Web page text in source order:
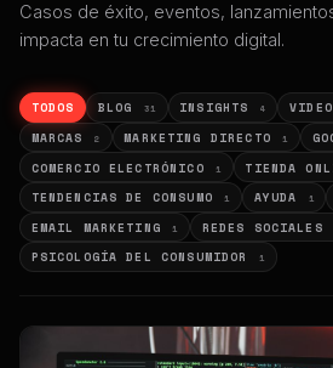
Casos de éxito, eventos,
impacta en tu crecimiento digital.
TODOS BLOG 31 INSIGHTS 4 VIDEO
MARCAS 2 MARKETING DIRECTO 1
COMERCIO ELECTRÓNICO 1 TIENDA
TENDENCIAS DE CONSUMO 1 AYUDA 1
EMAIL MARKETING 1 REDES SOCIALES
PSICOLOGÍA DEL CONSUMIDOR 1